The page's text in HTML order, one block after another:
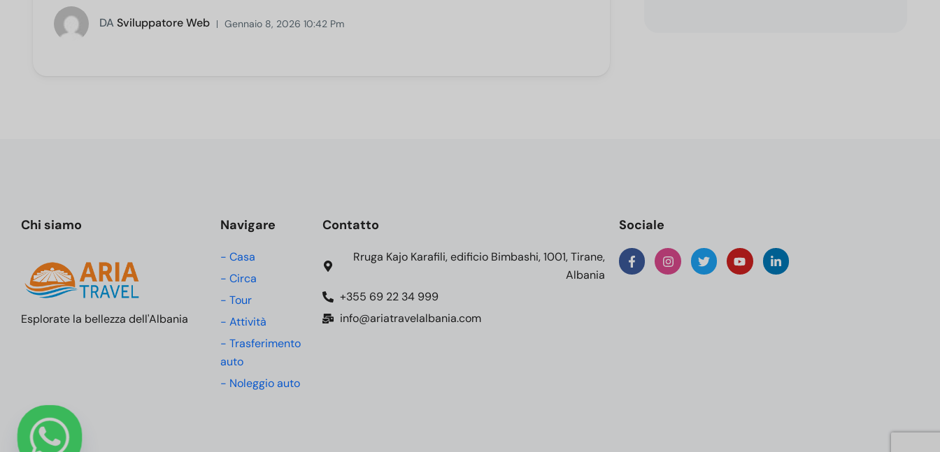
DASviluppatore Web Gennaio 8, 2026 10:42 Pm
Chi siamo
Esplorate la bellezza dell'Albania
Navigare
- Casa
- Circa
- Tour
- Attività
- Trasferimento
auto
- Noleggio auto
Contatto
Rruga Kajo Karafili, edificio Bimbashi, 1001, Tirane,
Albania
+355 69 22 34 999
info@ariatravelalbania.com
Sociale